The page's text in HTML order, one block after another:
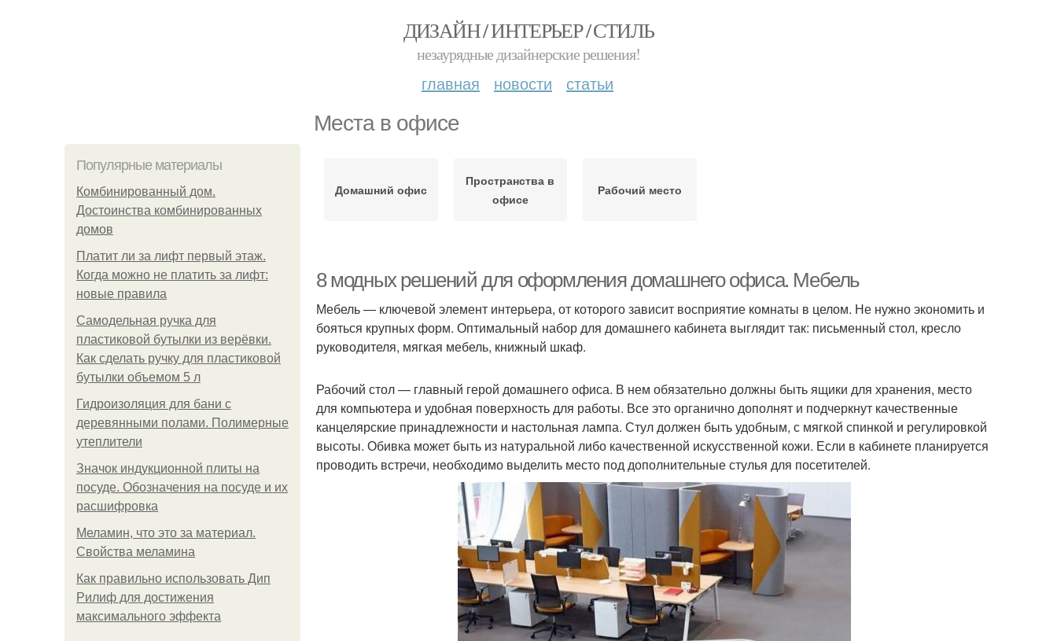
ДИЗАЙН / ИНТЕРЬЕР / СТИЛЬ
незаурядные дизайнерские решения!
главная новости статьи
Места в офисе
Популярные материалы
Комбинированный дом.
Достоинства комбинированных
домов
Платит ли за лифт первый этаж.
Когда можно не платить за лифт:
новые правила
Самодельная ручка для
пластиковой бутылки из верёвки.
Как сделать ручку для пластиковой
бутылки объемом 5 л
Гидроизоляция для бани с
деревянными полами. Полимерные
утеплители
Значок индукционной плиты на
посуде. Обозначения на посуде и их
расшифровка
Меламин, что это за материал.
Свойства меламина
Как правильно использовать Дип
Рилиф для достижения
максимального эффекта
Домашний офис
Пространства в
офисе
Рабочий место
8 модных решений для оформления домашнего офиса. Мебель
Мебель — ключевой элемент интерьера, от которого зависит восприятие комнаты в целом. Не нужно экономить и
бояться крупных форм. Оптимальный набор для домашнего кабинета выглядит так: письменный стол, кресло
руководителя, мягкая мебель, книжный шкаф.
Рабочий стол — главный герой домашнего офиса. В нем обязательно должны быть ящики для хранения, место
для компьютера и удобная поверхность для работы. Все это органично дополнят и подчеркнут качественные
канцелярские принадлежности и настольная лампа. Стул должен быть удобным, с мягкой спинкой и регулировкой
высоты. Обивка может быть из натуральной либо качественной искусственной кожи. Если в кабинете планируется
проводить встречи, необходимо выделить место под дополнительные стулья для посетителей.